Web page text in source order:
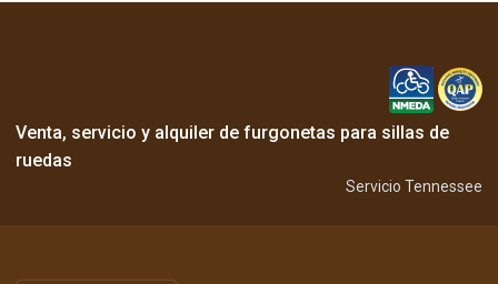
Venta, servicio y alquiler de furgonetas para sillas de
ruedas
Servicio Tennessee